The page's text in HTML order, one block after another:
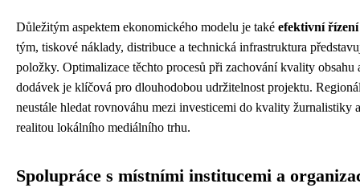
Důležitým aspektem ekonomického modelu je také efektivní
tým, tiskové náklady, distribuce a technická infrastruktura
položky. Optimalizace těchto procesů při zachování kvality obsahu
dodávek je klíčová pro dlouhodobou udržitelnost projektu.
neustále hledat rovnováhu mezi investicemi do kvality žurnalistiky
realitou lokálního mediálního trhu.
Spolupráce s místními institucemi a